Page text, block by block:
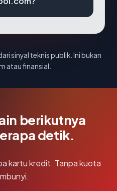
sinyal teknis publik. Ini bukan
atau finansial.
berikutnya
detik.
kartu kredit. Tanpa kuota